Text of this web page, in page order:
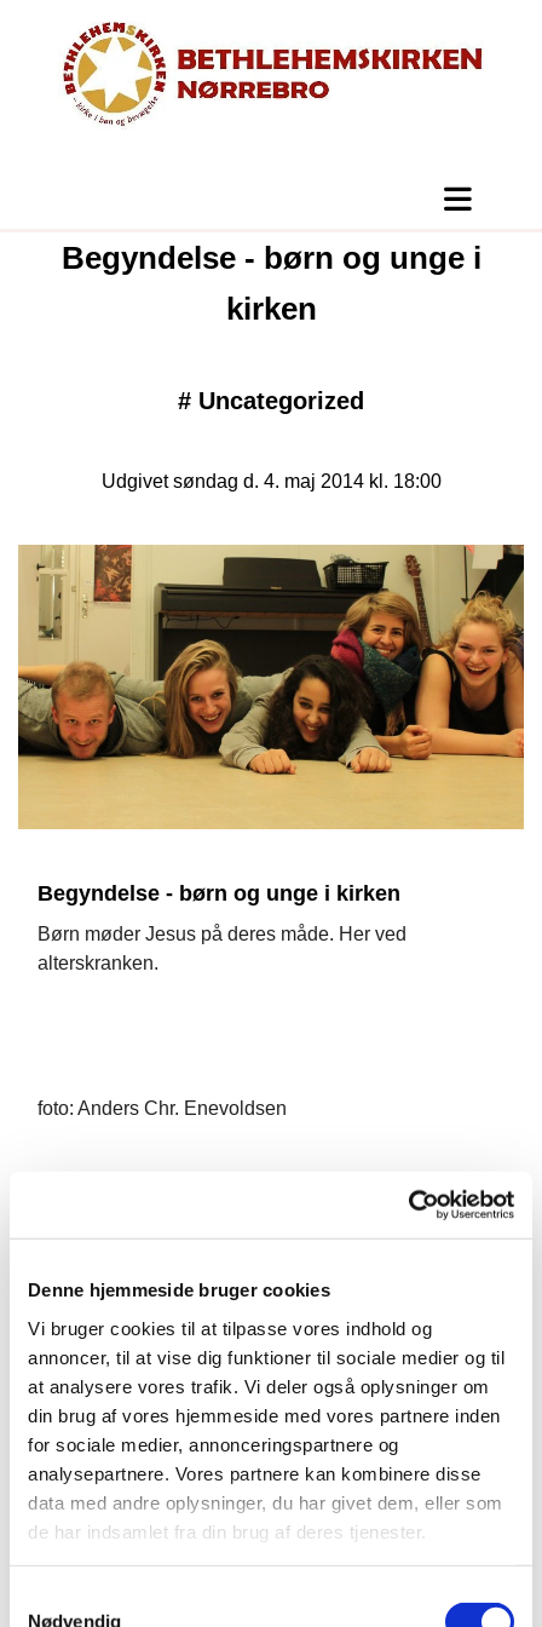
Denne hjemmeside bruger cookies
Vi bruger cookies til at tilpasse vores indhold og
annoncer, til at vise dig funktioner til sociale medier og til
at analysere vores trafik. Vi deler også oplysninger om
din brug af vores hjemmeside med vores partnere inden
for sociale medier, annonceringspartnere og
analysepartnere. Vores partnere kan kombinere disse
data med andre oplysninger, du har givet dem, eller som
de har indsamlet fra din brug af deres tjenester.
Nødvendig
Begyndelse - børn og unge i
kirken
# Uncategorized
Udgivet søndag d. 4. maj 2014 kl. 18:00
Begyndelse - børn og unge i kirken
Børn møder Jesus på deres måde. Her ved
alterskranken.
foto: Anders Chr. Enevoldsen
Du vil måske også kunne lide...